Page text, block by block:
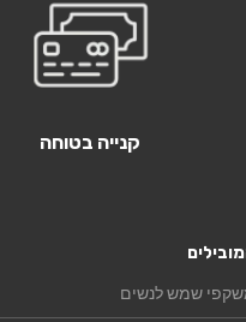
קנייה בטוחה
שמש לנשים